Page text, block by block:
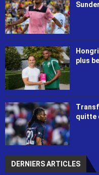
plus
quitte
DERNIERS ARTICLES